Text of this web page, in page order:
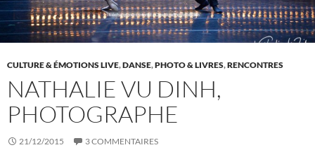
CULTURE & ÉMOTIONS LIVE,DANSE,PHOTO & LIVRES,RENCONTRES
NATHALIE VU DINH,
PHOTOGRAPHE
21/12/2015 3 COMMENTAIRES